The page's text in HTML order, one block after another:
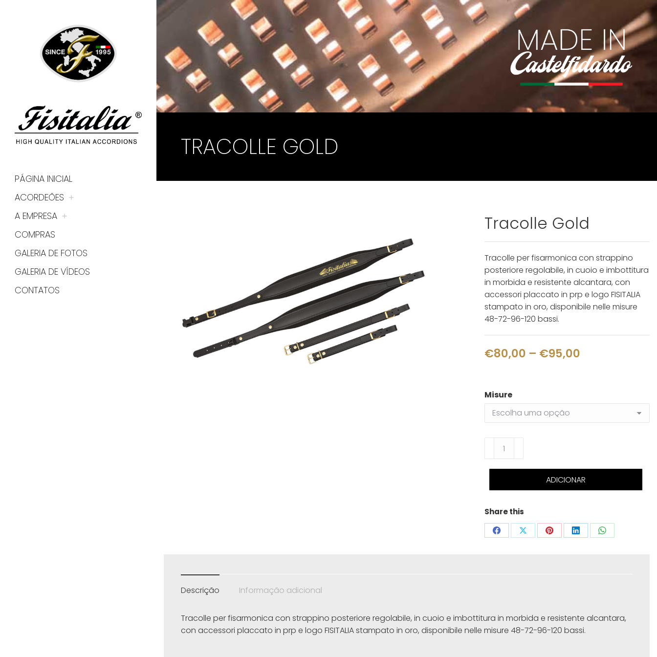
PÁGINA INICIAL
ACORDEÕES
A EMPRESA
COMPRAS
GALERIA DE FOTOS
GALERIA DE VÍDEOS
CONTATOS
TRACOLLE GOLD
Tracolle Gold
€80,00 – €95,00
through
€95,00
Tracolle per fisarmonica con strappino
posteriore regolabile, in cuoio e imbottitura
in morbida e resistente alcantara, con
accessori placcato in prp e logo FISITALIA
stampato in oro, disponibile nelle misure
48-72-96-120 bassi.
Misure
Quantidade
Tracolle
ADICIONAR
Share this
Share Share Share Share Share
Descrição Informação adicional
Tracolle per fisarmonica con strappino posteriore regolabile, in cuoio e imbottitura in morbida e resistente alcantara,
con accessori placcato in prp e logo FISITALIA stampato in oro, disponibile nelle misure 48-72-96-120 bassi.